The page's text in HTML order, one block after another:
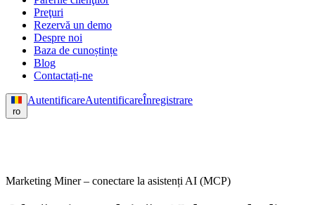
Preţuri
Rezervă un demo
Despre noi
Baza de cunoștințe
Blog
Contactați-ne
ro
AutentificareAutentificareÎnregistrare
Marketing Miner – conectare la asistenți AI (MCP)